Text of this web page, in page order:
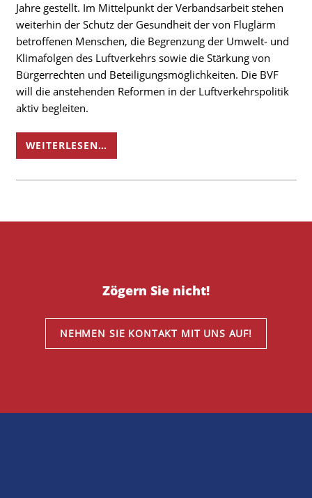
Jahre gestellt. Im Mittelpunkt der Verbandsarbeit stehen
weiterhin der Schutz der Gesundheit der von Fluglärm
betroffenen Menschen, die Begrenzung der Umwelt- und
Klimafolgen des Luftverkehrs sowie die Stärkung von
Bürgerrechten und Beteiligungsmöglichkeiten. Die BVF
will die anstehenden Reformen in der Luftverkehrspolitik
aktiv begleiten.
WEITERLESEN…
Zögern Sie nicht!
NEHMEN SIE KONTAKT MIT UNS AUF!